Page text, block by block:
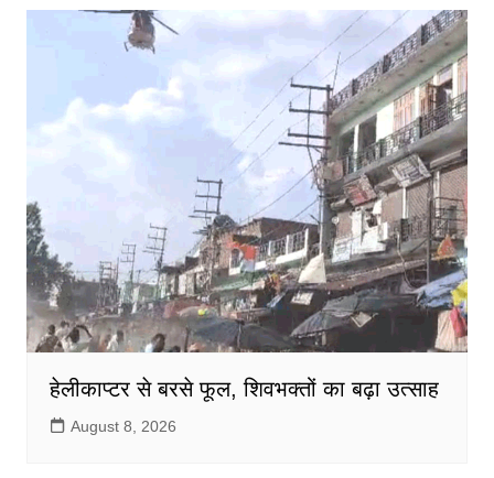
हेलीकाप्टर से बरसे फूल, शिवभक्तों का बढ़ा उत्साह
August 8, 2026